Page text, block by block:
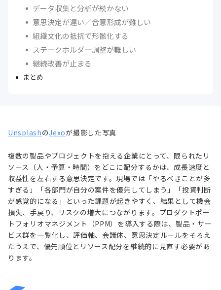
データ収集と分析が続かない
意思決定が遅い／合意形成が難しい
組織文化の抵抗で形骸化する
ステークホルダー調整が難しい
継続改善が止まる
まとめ
UnsplashのJexoが撮影した写真
複数の製品やプロジェクトを抱える企業にとって、限られたリ
ソース（人・予算・時間）をどこに配分するかは、成長速度と
収益性を左右する意思決定です。現場では「やるべきことが多
すぎる」「各部門が自分の案件を優先してしまう」「投資判断
が感覚的になる」といった課題が起きやすく、結果として機会
損失、手戻り、リスクの増大につながります。プロダクトポー
トフォリオマネジメント（PPM）を導入する際は、製品・サー
ビス群を一覧化し、評価軸、会議体、意思決定ルールをそろえ
たうえで、優先順位とリソース配分を継続的に見直す必要があ
ります。